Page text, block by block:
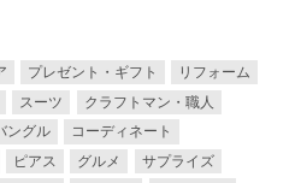
プレゼント・ギフト
リフォーム
スーツ
クラフトマン・職人
ングル
コーディネート
ピアス グルメ
サプライズ